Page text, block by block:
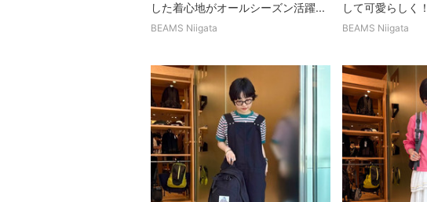
した着心地がオールシーズン活躍...
BEAMS Niigata
して可愛らしく
BEAMS Niigata